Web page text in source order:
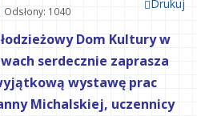
Drukuj
Odsłony: 1040
Dom Kultury w
serdecznie zaprasza
wystawę prac
Michalskiej, uczennicy